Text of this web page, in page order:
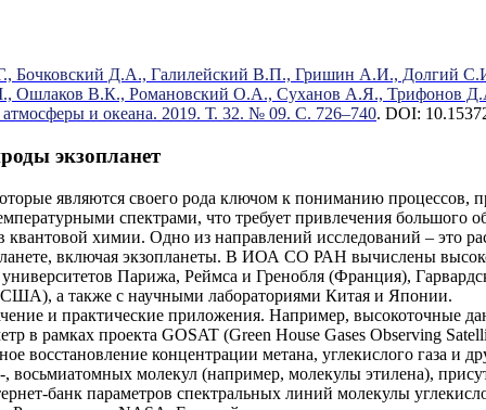
Бочковский Д.А., Галилейский В.П., Гришин А.И., Долгий
В.К., Романовский О.А., Суханов А.Я., Трифонов
и океана. 2019. Т. 32. № 09. С. 726–740. DOI:
экзопланет
являются своего рода ключом к пониманию
спектрами, что требует привлечения большого
химии. Одно из направлений исследований – это
включая экзопланеты. В ИОА СО РАН вычислены
Парижа, Реймса и Гренобля (Франция),
а также с научными лабораториями Китая и Японии.
и практические приложения. Например, высокоточные
в рамках проекта GOSAT (Green House Gases Observing
восстановление концентрации метана, углекислого газа и
молекул (например, молекулы этилена),
банк параметров спектральных линий молекулы